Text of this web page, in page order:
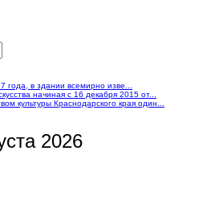
в здании всемирно изве...
начиная с 16 декабря 2015 от...
культуры Краснодарского края один...
2026